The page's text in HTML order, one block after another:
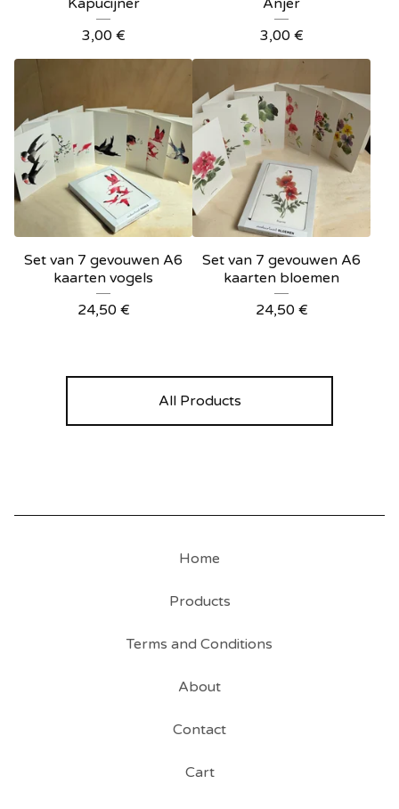
Kapucijner
3,00 €
Anjer
3,00 €
Set van 7 gevouwen A6
kaarten vogels
24,50 €
Set van 7 gevouwen A6
kaarten bloemen
24,50 €
All Products
Home
Products
Terms and Conditions
About
Contact
Cart